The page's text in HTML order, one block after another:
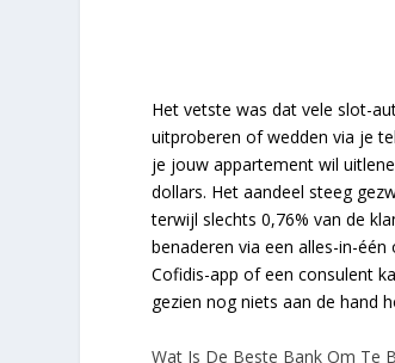
Het vetste was dat vele slot-
uitproberen of wedden via je
je jouw appartement wil
dollars. Het aandeel steeg
terwijl slechts 0,76% van de
benaderen via een alles-in-
Cofidis-app of een consulent
gezien nog niets aan de hand
Wat Is De Beste Bank Om Te